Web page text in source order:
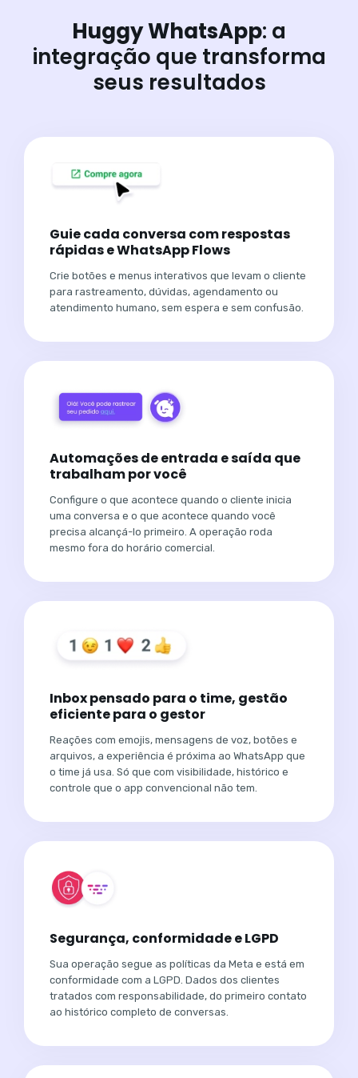
Huggy WhatsApp: a
integração que transforma
seus resultados
Guie cada conversa com respostas
rápidas e WhatsApp Flows
Crie botões e menus interativos que levam o cliente
para rastreamento, dúvidas, agendamento ou
atendimento humano, sem espera e sem confusão.
Automações de entrada e saída que
trabalham por você
Configure o que acontece quando o cliente inicia
uma conversa e o que acontece quando você
precisa alcançá-lo primeiro. A operação roda
mesmo fora do horário comercial.
Inbox pensado para o time, gestão
eficiente para o gestor
Reações com emojis, mensagens de voz, botões e
arquivos, a experiência é próxima ao WhatsApp que
o time já usa. Só que com visibilidade, histórico e
controle que o app convencional não tem.
Segurança, conformidade e LGPD
Sua operação segue as políticas da Meta e está em
conformidade com a LGPD. Dados dos clientes
tratados com responsabilidade, do primeiro contato
ao histórico completo de conversas.